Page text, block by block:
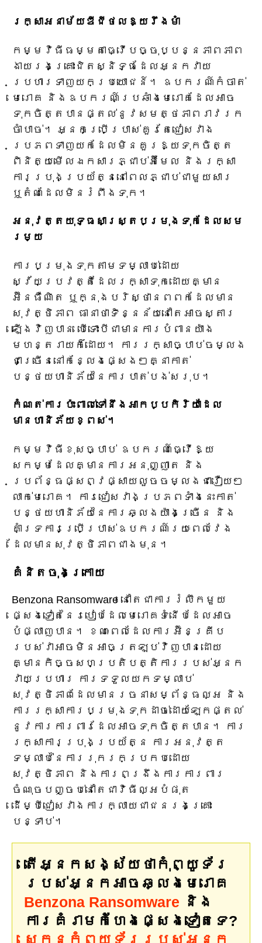
រក្សាអនាម័យឌីជីថលឱ្យរឹងមាំ
កម្មវិធីធម្មតាធ្វើបច្ចុប្បន្នភាពភាព
ងាយរងគ្រោះជិតស្និទ្ធដែលអ្នកវាយ
ប្រហារទាញយកប្រយោជន៍។ ឧបករណ៍កំចាត់
មេរោគ និងឧបករណ៍ប្រឆាំងមេរោគដែលអាច
ទុកចិត្តបានផ្តល់នូវសមត្ថភាពរាវរក
ចាំបាច់។ អ្នកប្រើប្រាស់គួរតែជៀសវាង
ប្រភពទាញយកដែលមិនគួរឱ្យទុកចិត្ត
ពិនិត្យមើលឯកសារភ្ជាប់អ៊ីមែល និងរក្សា
ការប្រុងប្រយ័ត្ននៅពេលភ្ជាប់ជាមួយសារ
ឬតំណដែលមិនរំពឹងទុក។
អនុវត្តយុទ្ធសាស្ត្របម្រុងទុកដែលសម
រម្យ
ការបម្រុងទុកតាមទម្លាប់ដោយ
ស្វ័យប្រវត្តិដែលរក្សាទុកដោយគ្មាន
អ៊ីនធឺណិត ឬក្នុងបរិស្ថានពពកដែលមាន
សុវត្ថិភាព ធានាថាទិន្នន័យនៅតែអាចស្តារ
ឡើងវិញបាន បើទោះបីជាមានការបំពានយ៉ាង
មហន្តរាយក៏ដោយ។ ការរក្សាច្បាប់ចម្លង
ជាច្រើននៅកន្លែងផ្សេងៗគ្នាកាត់
បន្ថយហានិភ័យនៃការបាត់បង់សរុប។
កំណត់ការប៉ះពាល់ទៅនឹងអាកប្បកិរិយាដែល
មានហានិភ័យខ្ពស់។
កម្មវិធីខុសច្បាប់ ឧបករណ៍ធ្វើឱ្យ
សកម្មដែលគ្មានការអនុញ្ញាត និង
ប្រព័ន្ធផ្សព្វផ្សាយលួចចម្លងជារឿយៗ
លាក់មេរោគ។ ការជៀសវាងប្រភពទាំងនេះកាត់
បន្ថយហានិភ័យនៃការឆ្លងយ៉ាងច្រើន និង
គាំទ្រការប្រើប្រាស់ឧបករណ៍រយៈពេលវែង
ដែលមានសុវត្ថិភាពជាងមុន។
គំនិតចុងក្រោយ
Benzona Ransomware នៅតែជាការរំលឹកមួយ
ផ្សេងទៀតនៃរបៀបដែលមេរោគទំនើបដែលអាច
បំផ្លាញបាន។ ខណៈពេលដែលការអ៊ិនគ្រីប
របស់វាអាចមិនអាចត្រឡប់វិញបានដោយ
គ្មានកិច្ចសហប្រតិបត្តិការរបស់អ្នក
វាយប្រហារ ការទទួលយកទម្លាប់
សុវត្ថិភាពដែលមានរចនាសម្ព័ន្ធល្អ និង
ការរក្សាការបម្រុងទុកដាច់ដោយឡែកផ្តល់
នូវការការពារដែលអាចទុកចិត្តបាន។ ការ
រក្សាការប្រុងប្រយ័ត្ន ការអនុវត្ត
ទម្លាប់នៃការរុករកប្រកបដោយ
សុវត្ថិភាព និងការពង្រឹងការការពារ
ចំណុចបញ្ចប់នៅតែជាវិធីល្អបំផុត
ដើម្បីជៀសវាងការក្លាយជាជនរងគ្រោះ
បន្ទាប់។
តើអ្នកសង្ស័យថាកុំព្យូទ័រ
របស់អ្នកអាចឆ្លងមេរោគ
Benzona Ransomware និង
ការគំរាមកំហែងផ្សេងទៀតទេ?
ស្កេនកុំព្យូទ័ររបស់អ្នក